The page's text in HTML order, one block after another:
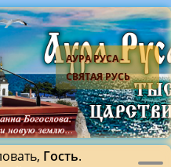
АУРА РУСА -
СВЯТАЯ РУСЬ
Гость.